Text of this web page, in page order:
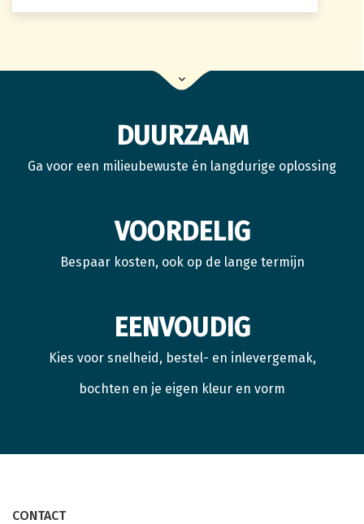
DUURZAAM
Ga voor een milieubewuste én langdurige oplossing
VOORDELIG
Bespaar kosten, ook op de lange termijn
EENVOUDIG
Kies voor snelheid, bestel- en inlevergemak,
bochten en je eigen kleur en vorm
CONTACT